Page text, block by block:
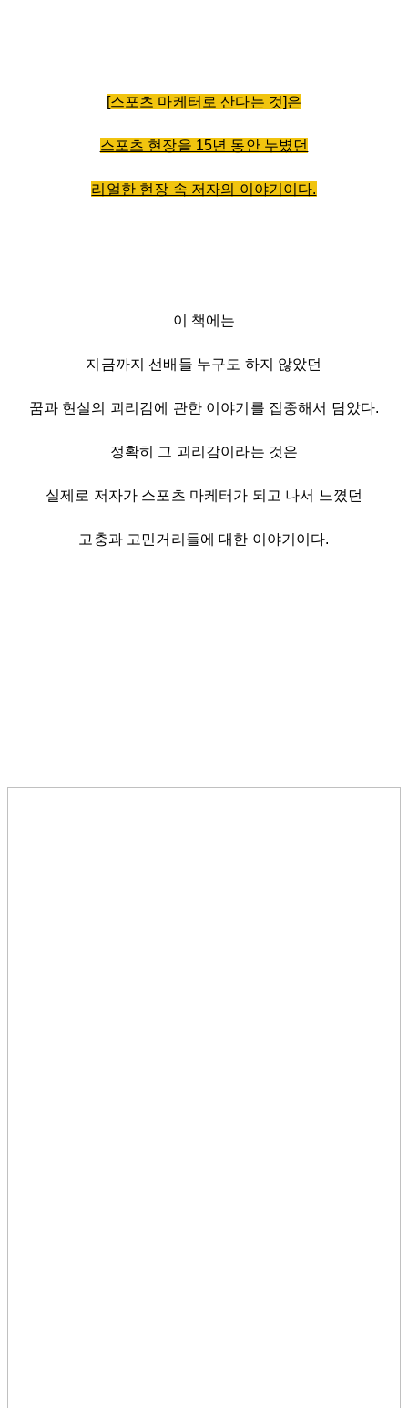
[스포츠 마케터로 산다는 것]은
스포츠 현장을 15년 동안 누볐던
리얼한 현장 속 저자의 이야기이다.
이 책에는
지금까지 선배들 누구도 하지 않았던
꿈과 현실의 괴리감에 관한 이야기를 집중해서 담았다.
정확히 그 괴리감이라는 것은
실제로 저자가 스포츠 마케터가 되고 나서 느꼈던
고충과 고민거리들에 대한 이야기이다.